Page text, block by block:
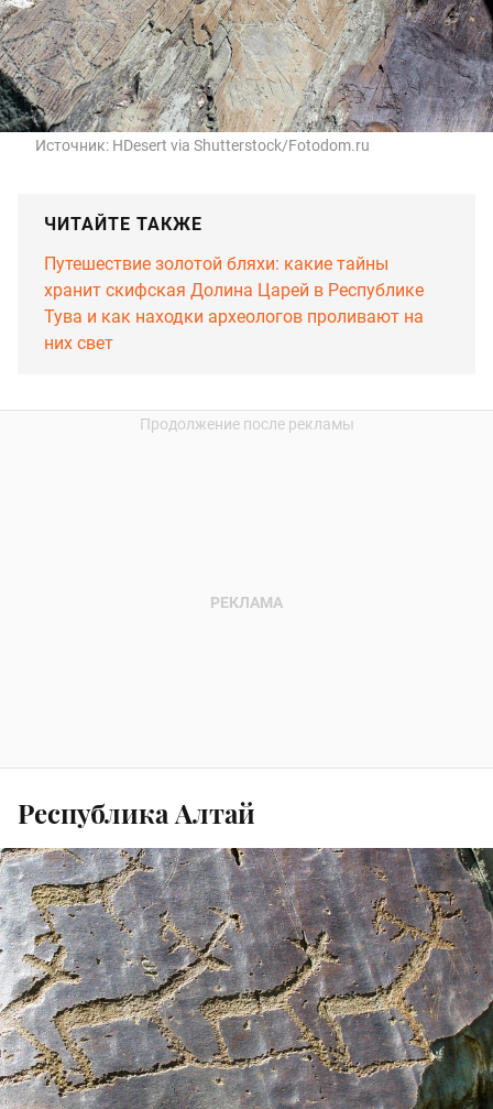
Источник: HDesert via Shutterstock/Fotodom.ru
ЧИТАЙТЕ ТАКЖЕ
Путешествие золотой бляхи: какие тайны
хранит скифская Долина Царей в Республике
Тува и как находки археологов проливают на
них свет
Республика Алтай